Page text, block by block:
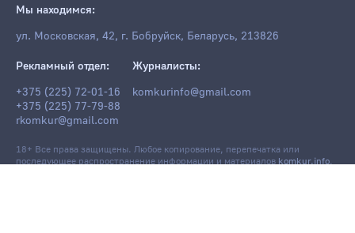
Мы находимся:
ул. Московская, 42, г. Бобруйск, Беларусь, 213826
Рекламный отдел:
+375 (225) 72-01-16
+375 (225) 77-79-88
rkomkur@gmail.com
Журналисты:
komkurinfo@gmail.com
18+ Все права защищены. Любое копирование, перепечатка или
последующее распространение информации и материаловkomkur.info,